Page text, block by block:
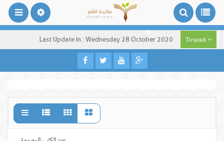
Last Update In : Wednesday 28 October 2020 Тоҷикӣ